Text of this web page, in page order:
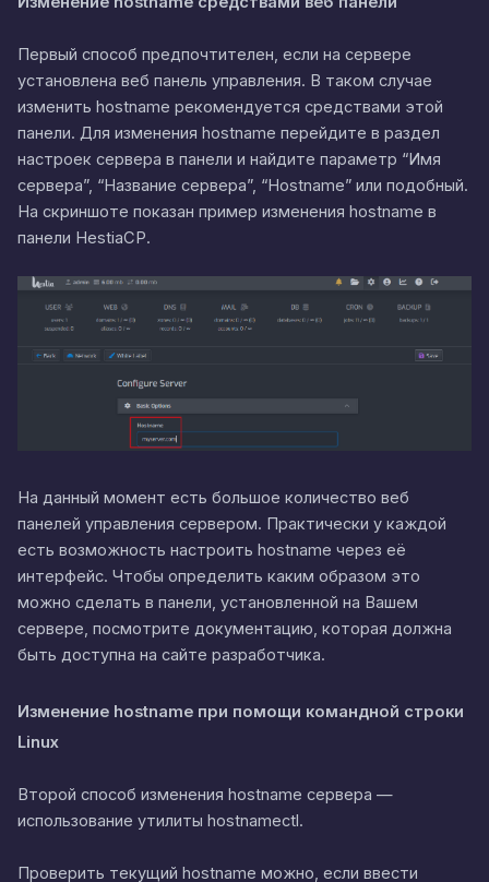
Первый способ предпочтителен, если на сервере
установлена веб панель управления. В таком случае
изменить hostname рекомендуется средствами этой
панели. Для изменения hostname перейдите в раздел
настроек сервера в панели и найдите параметр “Имя
сервера”, “Название сервера”, “Hostname” или подобный.
На скриншоте показан пример изменения hostname в
панели HestiaCP.
На данный момент есть большое количество веб
панелей управления сервером. Практически у каждой
есть возможность настроить hostname через её
интерфейс. Чтобы определить каким образом это
можно сделать в панели, установленной на Вашем
сервере, посмотрите документацию, которая должна
быть доступна на сайте разработчика.
Изменение hostname при помощи командной строки
Linux
Второй способ изменения hostname сервера —
использование утилиты hostnamectl.
Проверить текущий hostname можно, если ввести